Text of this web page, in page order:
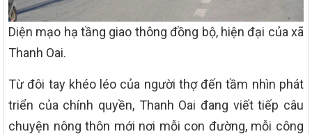
Diện mạo hạ tầng giao thông đồng bộ, hiện đại của xã
Thanh Oai.
Từ đôi tay khéo léo của người thợ đến tầm nhìn phát
triển của chính quyền, Thanh Oai đang viết tiếp câu
chuyện nông thôn mới nơi mỗi con đường, mỗi công